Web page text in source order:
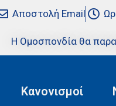
Αποστολή Email
Η Ομοσπονδία θα
Κανονισμοί